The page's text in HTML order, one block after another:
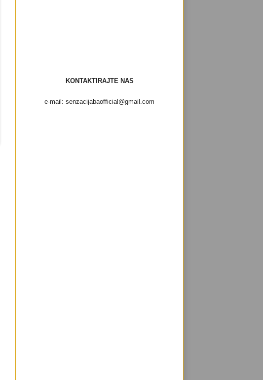
KONTAKTIRAJTE NAS
e-mail: senzacijabaofficial@gmail.com